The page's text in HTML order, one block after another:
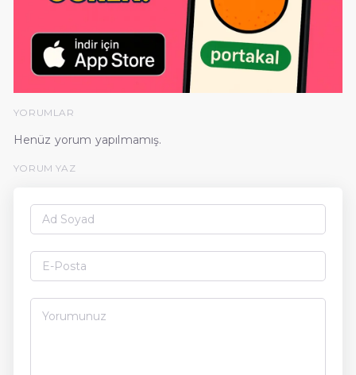
YORUMLAR
Henüz yorum yapılmamış.
YORUM YAZ